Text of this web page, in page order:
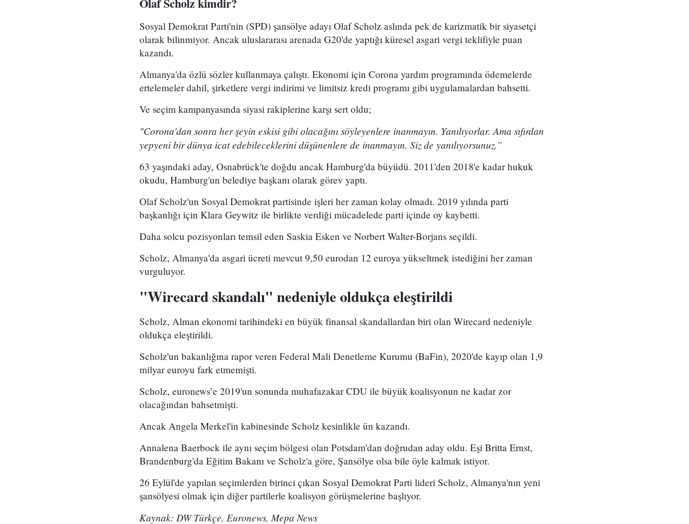
Olaf Scholz kimdir?
Sosyal Demokrat Parti'nin (SPD) şansölye adayı Olaf Scholz aslında pek de karizmatik bir siyasetçi
olarak bilinmiyor. Ancak uluslararası arenada G20'de yaptığı küresel asgari vergi teklifiyle puan
kazandı.
Almanya'da özlü sözler kullanmaya çalıştı. Ekonomi için Corona yardım programında ödemelerde
ertelemeler dahil, şirketlere vergi indirimi ve limitsiz kredi programı gibi uygulamalardan bahsetti.
Ve seçim kampanyasında siyasi rakiplerine karşı sert oldu;
"Corona'dan sonra her şeyin eskisi gibi olacağını söyleyenlere inanmayın. Yanılıyorlar. Ama sıfırdan
yepyeni bir dünya icat edebileceklerini düşünenlere de inanmayın. Siz de yanılıyorsunuz.”
63 yaşındaki aday, Osnabrück'te doğdu ancak Hamburg'da büyüdü. 2011'den 2018'e kadar hukuk
okudu, Hamburg'un belediye başkanı olarak görev yaptı.
Olaf Scholz'un Sosyal Demokrat partisinde işleri her zaman kolay olmadı. 2019 yılında parti
başkanlığı için Klara Geywitz ile birlikte verdiği mücadelede parti içinde oy kaybetti.
Daha solcu pozisyonları temsil eden Saskia Esken ve Norbert Walter-Borjans seçildi.
Scholz, Almanya'da asgari ücreti mevcut 9,50 eurodan 12 euroya yükseltmek istediğini her zaman
vurguluyor.
"Wirecard skandalı" nedeniyle oldukça eleştirildi
Scholz, Alman ekonomi tarihindeki en büyük finansal skandallardan biri olan Wirecard nedeniyle
oldukça eleştirildi.
Scholz'un bakanlığına rapor veren Federal Mali Denetleme Kurumu (BaFin), 2020'de kayıp olan 1,9
milyar euroyu fark etmemişti.
Scholz, euronews’e 2019'un sonunda muhafazakar CDU ile büyük koalisyonun ne kadar zor
olacağından bahsetmişti.
Ancak Angela Merkel'in kabinesinde Scholz kesinlikle ün kazandı.
Annalena Baerbock ile aynı seçim bölgesi olan Potsdam'dan doğrudan aday oldu. Eşi Britta Ernst,
Brandenburg'da Eğitim Bakanı ve Scholz'a göre, Şansölye olsa bile öyle kalmak istiyor.
26 Eylül'de yapılan seçimlerden birinci çıkan Sosyal Demokrat Parti lideri Scholz, Almanya'nın yeni
şansölyesi olmak için diğer partilerle koalisyon görüşmelerine başlıyor.
Kaynak: DW Türkçe, Euronews, Mepa News